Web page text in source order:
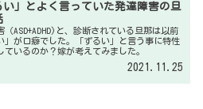
い」とよく言っていた発達障害の旦
（ASD+ADHD)と、診断されている旦那は以前
」が口癖でした。「ずるい」と言う事に特性
ているのか？嫁が考えてみました。
2021.11.25